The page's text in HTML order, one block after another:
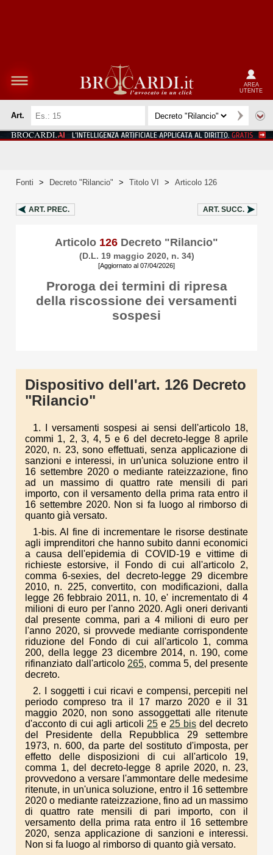
AREA
UTENTE
Art.
Fonti > Decreto "Rilancio" > Titolo VI > Articolo 126
ART. PREC. ART. SUCC.
Articolo 126 Decreto "Rilancio"
(D.L. 19 maggio 2020, n. 34)
[Aggiornato al 07/04/2026]
Proroga dei termini di ripresa
della riscossione dei versamenti
sospesi
Dispositivo dell'art. 126 Decreto
"Rilancio"
1. I versamenti sospesi ai sensi dell'articolo 18,
commi 1, 2, 3, 4, 5 e 6 del decreto-legge 8 aprile
2020, n. 23, sono effettuati, senza applicazione di
sanzioni e interessi, in un'unica soluzione entro il
16 settembre 2020 o mediante rateizzazione, fino
ad un massimo di quattro rate mensili di pari
importo, con il versamento della prima rata entro il
16 settembre 2020. Non si fa luogo al rimborso di
quanto già versato.
1-bis. Al fine di incrementare le risorse destinate
agli imprenditori che hanno subito danni economici
a causa dell'epidemia di COVID-19 e vittime di
richieste estorsive, il Fondo di cui all'articolo 2,
comma 6-sexies, del decreto-legge 29 dicembre
2010, n. 225, convertito, con modificazioni, dalla
legge 26 febbraio 2011, n. 10, e' incrementato di 4
milioni di euro per l'anno 2020. Agli oneri derivanti
dal presente comma, pari a 4 milioni di euro per
l'anno 2020, si provvede mediante corrispondente
riduzione del Fondo di cui all'articolo 1, comma
200, della legge 23 dicembre 2014, n. 190, come
rifinanziato dall'articolo 265, comma 5, del presente
decreto.
2. I soggetti i cui ricavi e compensi, percepiti nel
periodo compreso tra il 17 marzo 2020 e il 31
maggio 2020, non sono assoggettati alle ritenute
d'acconto di cui agli articoli 25 e 25 bis del decreto
del Presidente della Repubblica 29 settembre
1973, n. 600, da parte del sostituto d'imposta, per
effetto delle disposizioni di cui all'articolo 19,
comma 1, del decreto-legge 8 aprile 2020, n. 23,
provvedono a versare l'ammontare delle medesime
ritenute, in un'unica soluzione, entro il 16 settembre
2020 o mediante rateizzazione, fino ad un massimo
di quattro rate mensili di pari importo, con il
versamento della prima rata entro il 16 settembre
2020, senza applicazione di sanzioni e interessi.
Non si fa luogo al rimborso di quanto già versato.